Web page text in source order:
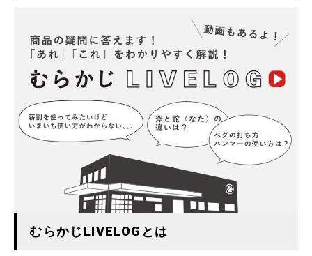
むらかじLIVELOGとは